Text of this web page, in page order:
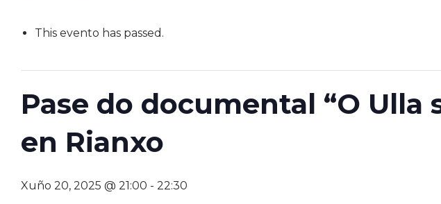
This evento has passed.
Pase do documental “O Ulla
en Rianxo
Xuño 20, 2025 @ 21:00 - 22:30